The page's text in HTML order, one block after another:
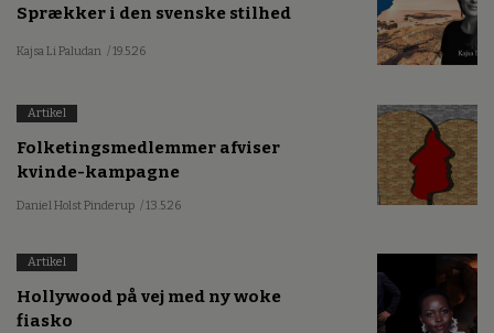
Sprækker i den svenske stilhed
Kajsa Li Paludan / 19.5.26
Artikel
Folketingsmedlemmer afviser
kvinde-kampagne
Daniel Holst Pinderup / 13.5.26
Artikel
Hollywood på vej med ny woke
fiasko